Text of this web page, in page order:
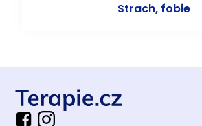
Strach, fobie